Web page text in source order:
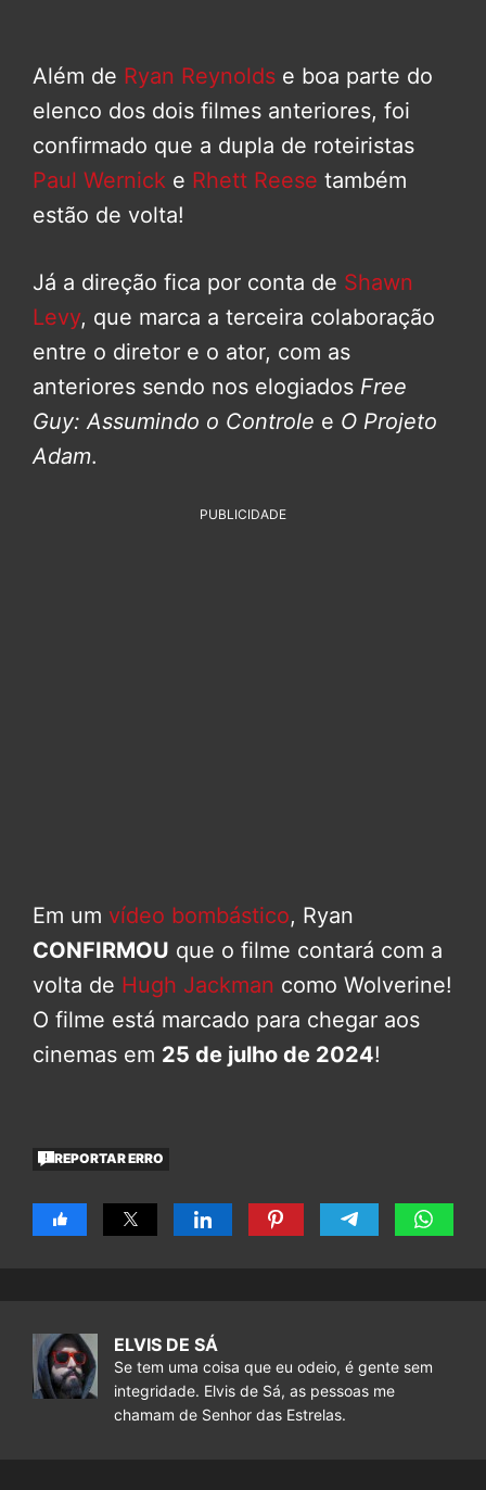
Além de Ryan Reynolds e boa parte do
elenco dos dois filmes anteriores, foi
confirmado que a dupla de roteiristas
Paul Wernick e Rhett Reese também
estão de volta!
Já a direção fica por conta de Shawn
Levy, que marca a terceira colaboração
entre o diretor e o ator, com as
anteriores sendo nos elogiados Free
Guy: Assumindo o Controle e O Projeto
Adam.
PUBLICIDADE
Em um vídeo bombástico, Ryan
CONFIRMOU que o filme contará com a
volta de Hugh Jackman como Wolverine!
O filme está marcado para chegar aos
cinemas em 25 de julho de 2024!
REPORTAR ERRO
ELVIS DE SÁ
Se tem uma coisa que eu odeio, é gente sem
integridade. Elvis de Sá, as pessoas me
chamam de Senhor das Estrelas.